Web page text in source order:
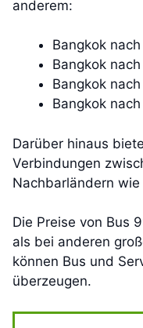
anderem:
Bangkok
Bangkok
Bangkok
Bangkok
Darüber hinaus
Verbindungen
Nachbarländern
Die Preise von Bus
als bei anderen
können Bus und
überzeugen.